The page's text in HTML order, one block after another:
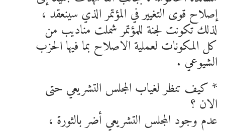
إصلاح قوى التغيير في المؤتمر الذي سينعقد ،
لذلك تكونت لجنة للمؤتمر شملت مناديب من
كل المكونات لعملية الاصلاح بما فيها الحزب
الشيوعي .
* كيف تنظر لغياب المجلس التشريعي حتى
الان ؟
عدم وجود المجلس التشريعي أضر بالثورة ،